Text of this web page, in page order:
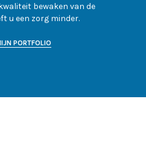
bewaken van de
u een zorg minder.
PORTFOLIO